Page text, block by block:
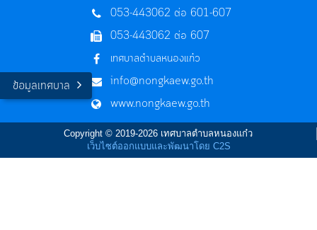
ข้อมูลเทศบาล
053-443062 ต่อ 601-607
053-443062 ต่อ 607
เทศบาลตำบลหนองแก๋ว
info@nongkaew.go.th
www.nongkaew.go.th
Copyright © 2019-2026 เทศบาลตำบลหนองแก๋ว
เว็บไซต์ออกแบบและพัฒนาโดย C2S